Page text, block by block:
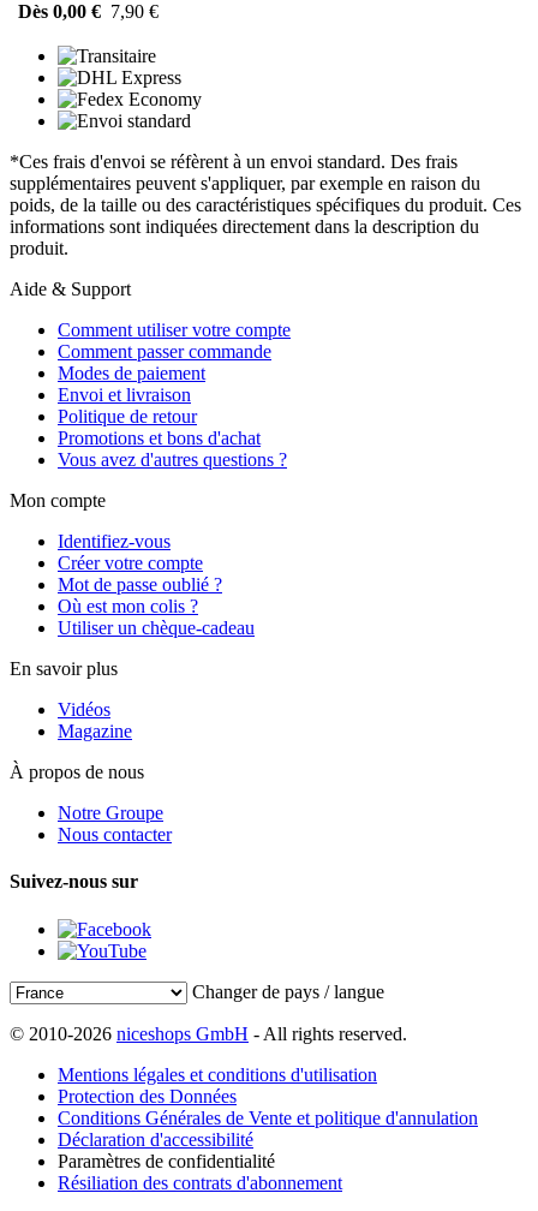
Dès 0,00 € 7,90 €
*Ces frais d'envoi se réfèrent à un envoi standard. Des frais
supplémentaires peuvent s'appliquer, par exemple en raison du
poids, de la taille ou des caractéristiques spécifiques du produit. Ces
informations sont indiquées directement dans la description du
produit.
Aide & Support
Comment utiliser votre compte
Comment passer commande
Modes de paiement
Envoi et livraison
Politique de retour
Promotions et bons d'achat
Vous avez d'autres questions ?
Mon compte
Identifiez-vous
Créer votre compte
Mot de passe oublié ?
Où est mon colis ?
Utiliser un chèque-cadeau
En savoir plus
Vidéos
Magazine
À propos de nous
Notre Groupe
Nous contacter
Suivez-nous sur
Changer de pays / langue
© 2010-2026 niceshops GmbH - All rights reserved.
Mentions légales et conditions d'utilisation
Protection des Données
Conditions Générales de Vente et politique d'annulation
Déclaration d'accessibilité
Paramètres de confidentialité
Résiliation des contrats d'abonnement